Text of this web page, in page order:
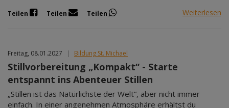
Teilen Teilen Teilen Weiterlesen
Freitag, 08.01.2027 | Bildung St. Michael
Stillvorbereitung „Kompakt“ - Starte
entspannt ins Abenteuer Stillen
„Stillen ist das Natürlichste der Welt“, aber nicht immer
einfach. In einer angenehmen Atmosphäre erhältst du